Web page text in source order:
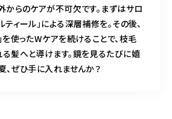
からのケアが不可欠です。まずはサロ
ティール」による深層補修を。その後、
を使ったWケアを続けることで、枝毛
髪へと導けます。鏡を見るたびに嬉
、ぜひ手に入れませんか？